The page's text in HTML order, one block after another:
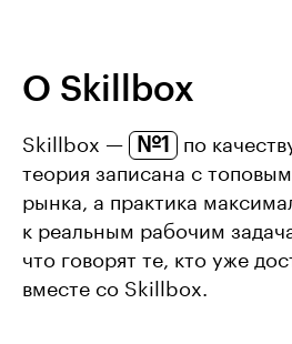
О Skillbox
Skillbox — №1
по
теория записана с
рынка, а практика
к реальным рабочим
что говорят те, кто уже
вместе со Skillbox.